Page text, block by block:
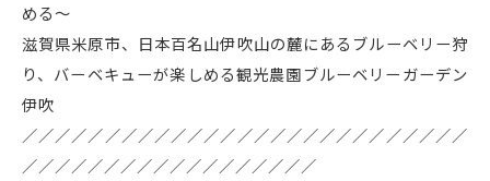
める～
滋賀県米原市、日本百名山伊吹山の麓にあるブルーベリー狩
り、バーベキューが楽しめる観光農園ブルーベリーガーデン
伊吹
／／／／／／／／／／／／／／／／／／／／／／／／／／／
／／／／／／／／／／／／／／／／／／